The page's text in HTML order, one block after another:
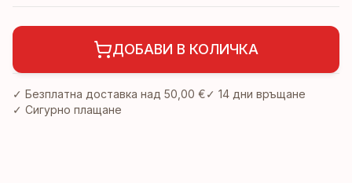
ДОБАВИ В КОЛИЧКА
✓ Безплатна доставка над 50,00 €✓ 14 дни връщане
✓ Сигурно плащане